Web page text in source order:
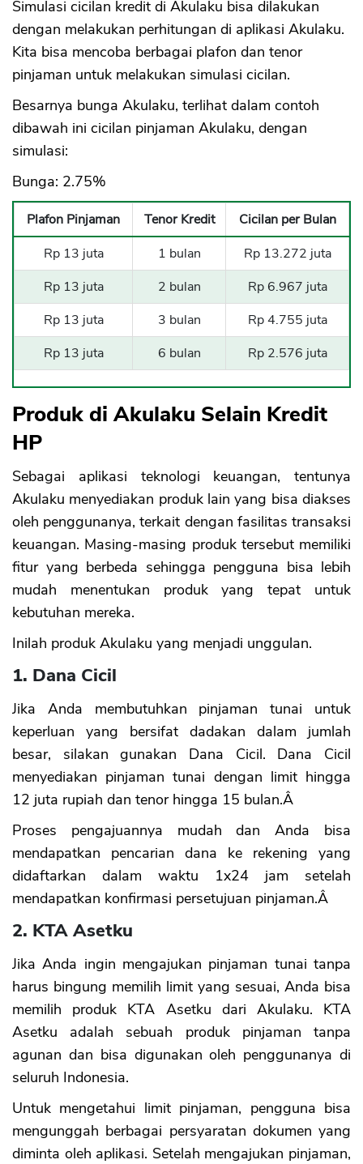
Simulasi cicilan kredit di Akulaku bisa dilakukan
dengan melakukan perhitungan di aplikasi Akulaku.
Kita bisa mencoba berbagai plafon dan tenor
pinjaman untuk melakukan simulasi cicilan.
Besarnya bunga Akulaku, terlihat dalam contoh
dibawah ini cicilan pinjaman Akulaku, dengan
simulasi:
Bunga: 2.75%
Plafon Pinjaman Tenor Kredit
Cicilan per Bulan
Rp 13 juta
1 bulan
Rp 13.272 juta
Rp 13 juta
2 bulan
Rp 6.967 juta
Rp 13 juta
3 bulan
Rp 4.755 juta
Rp 13 juta
6 bulan Rp 2.576 juta
Produk di Akulaku Selain Kredit
HP
Sebagai aplikasi teknologi keuangan, tentunya
Akulaku menyediakan produk lain yang bisa diakses
oleh penggunanya, terkait dengan fasilitas transaksi
keuangan. Masing-masing produk tersebut memiliki
fitur yang berbeda sehingga pengguna bisa lebih
mudah menentukan produk yang tepat untuk
kebutuhan mereka.
Inilah produk Akulaku yang menjadi unggulan.
1. Dana Cicil
Jika Anda membutuhkan pinjaman tunai untuk
keperluan yang bersifat dadakan dalam jumlah
besar, silakan gunakan Dana Cicil. Dana Cicil
menyediakan pinjaman tunai dengan limit hingga
12 juta rupiah dan tenor hingga 15 bulan.Â
Proses pengajuannya mudah dan Anda bisa
mendapatkan pencarian dana ke rekening yang
didaftarkan dalam waktu 1x24 jam setelah
mendapatkan konfirmasi persetujuan pinjaman.Â
2. KTA Asetku
Jika Anda ingin mengajukan pinjaman tunai tanpa
harus bingung memilih limit yang sesuai, Anda bisa
memilih produk KTA Asetku dari Akulaku. KTA
Asetku adalah sebuah produk pinjaman tanpa
agunan dan bisa digunakan oleh penggunanya di
seluruh Indonesia.
Untuk mengetahui limit pinjaman, pengguna bisa
mengunggah berbagai persyaratan dokumen yang
diminta oleh aplikasi. Setelah mengajukan pinjaman,